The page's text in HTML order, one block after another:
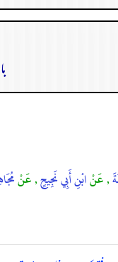
, عَنْابْنِ أَبِي نَجِيحٍ, عَنْ